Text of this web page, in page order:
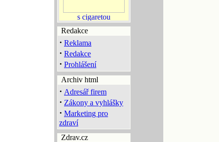
Redakce
· Reklama
· Redakce
· Prohlášení
Archiv html
· Adresář firem
· Zákony a vyhlášky
· Marketing pro
zdraví
Zdrav.cz